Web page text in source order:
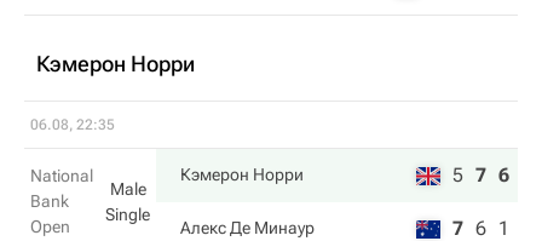
Кэмерон Норри
06.08, 22:35
National
Bank
Open
Male
Single
Кэмерон Норри 5 7 6
Алекс Де Минаур 7 6 1